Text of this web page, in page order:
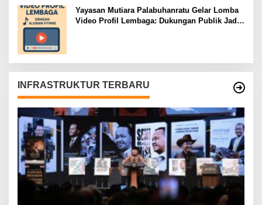
Yayasan Mutiara Palabuhanratu Gelar Lomba
Video Profil Lembaga: Dukungan Publik Jadi
INFRASTRUKTUR TERBARU